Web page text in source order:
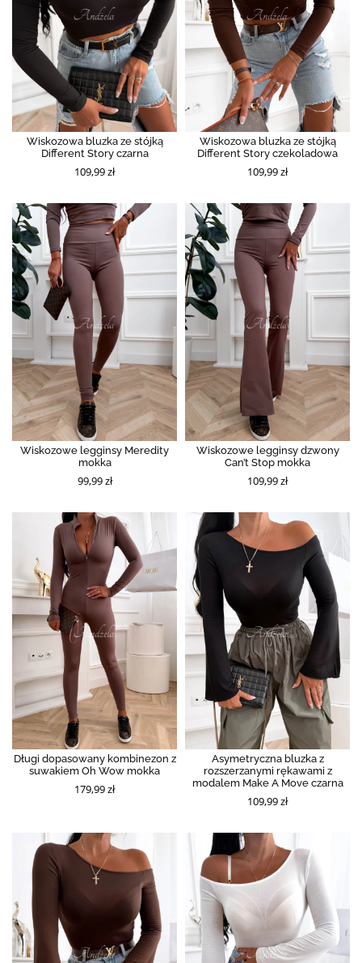
Wiskozowa bluzka ze stójką
Different Story czarna
109,99 zł
Wiskozowa bluzka ze stójką
Different Story czekoladowa
109,99 zł
Wiskozowe legginsy Meredity
mokka
99,99 zł
Wiskozowe legginsy dzwony
Can’t Stop mokka
109,99 zł
Długi dopasowany kombinezon z
suwakiem Oh Wow mokka
179,99 zł
Asymetryczna bluzka z
rozszerzanymi rękawami z
modalem Make A Move czarna
109,99 zł